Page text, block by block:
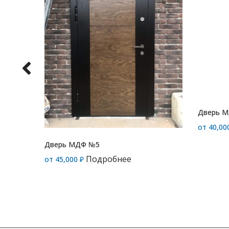
Дверь МДФ №5
от 45,000 ₽ Подробнее
Дверь
от